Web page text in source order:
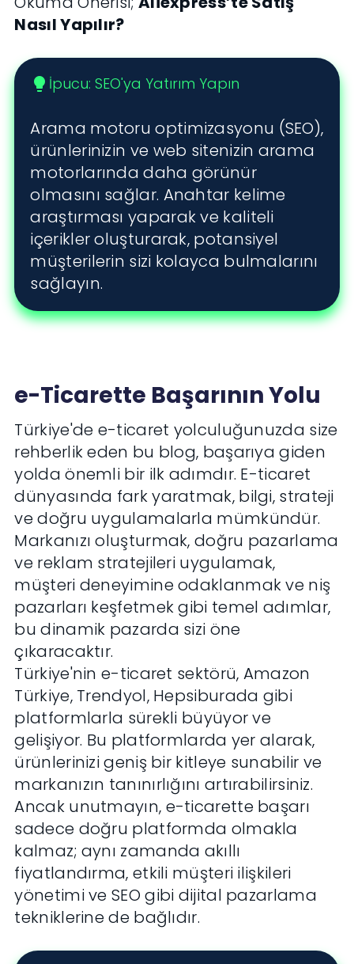
Nasıl Yapılır?
lightbulb İpucu: SEO'ya Yatırım Yapın
Arama motoru optimizasyonu (SEO),
ürünlerinizin ve web sitenizin arama
motorlarında daha görünür
olmasını sağlar. Anahtar kelime
araştırması yaparak ve kaliteli
içerikler oluşturarak, potansiyel
müşterilerin sizi kolayca bulmalarını
sağlayın.
e-Ticarette Başarının Yolu
Türkiye'de e-ticaret yolculuğunuzda size
rehberlik eden bu blog, başarıya giden
yolda önemli bir ilk adımdır. E-ticaret
dünyasında fark yaratmak, bilgi, strateji
ve doğru uygulamalarla mümkündür.
Markanızı oluşturmak, doğru pazarlama
ve reklam stratejileri uygulamak,
müşteri deneyimine odaklanmak ve niş
pazarları keşfetmek gibi temel adımlar,
bu dinamik pazarda sizi öne
çıkaracaktır.
Türkiye'nin e-ticaret sektörü, Amazon
Türkiye, Trendyol, Hepsiburada gibi
platformlarla sürekli büyüyor ve
gelişiyor. Bu platformlarda yer alarak,
ürünlerinizi geniş bir kitleye sunabilir ve
markanızın tanınırlığını artırabilirsiniz.
Ancak unutmayın, e-ticarette başarı
sadece doğru platformda olmakla
kalmaz; aynı zamanda akıllı
fiyatlandırma, etkili müşteri ilişkileri
yönetimi ve SEO gibi dijital pazarlama
tekniklerine de bağlıdır.